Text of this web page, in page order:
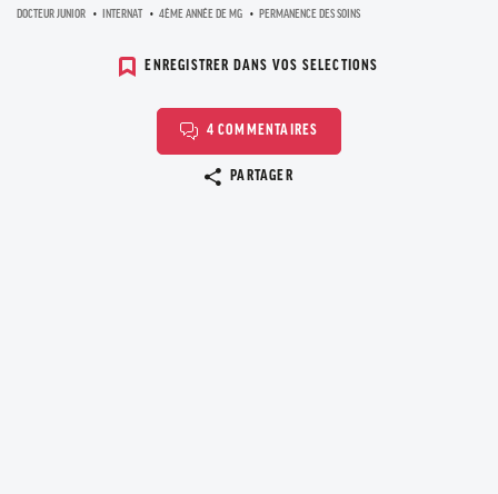
DOCTEUR JUNIOR INTERNAT 4ÈME ANNÉE DE MG PERMANENCE DES SOINS
ENREGISTRER DANS VOS SELECTIONS
4 COMMENTAIRES
PARTAGER